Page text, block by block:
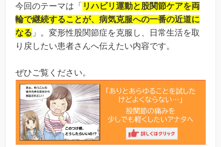
今回のテーマは「 リハビリ運動と股関節ケアを両
輪で継続することが、病気克服への一番の近道に
なる 」。変形性股関節症を克服し、日常生活を取
り戻したい患者さんへ伝えたい内容です。
ぜひご覧ください。